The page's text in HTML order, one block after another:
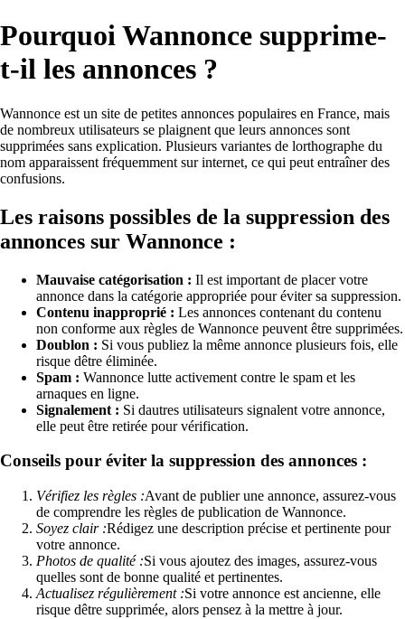
Pourquoi Wannonce supprime-
t-il les annonces ?
Wannonce est un site de petites annonces populaires en France, mais
de nombreux utilisateurs se plaignent que leurs annonces sont
supprimées sans explication. Plusieurs variantes de lorthographe du
nom apparaissent fréquemment sur internet, ce qui peut entraîner des
confusions.
Les raisons possibles de la suppression des
annonces sur Wannonce :
Mauvaise catégorisation : Il est important de placer votre
annonce dans la catégorie appropriée pour éviter sa suppression.
Contenu inapproprié : Les annonces contenant du contenu
non conforme aux règles de Wannonce peuvent être supprimées.
Doublon : Si vous publiez la même annonce plusieurs fois, elle
risque dêtre éliminée.
Spam : Wannonce lutte activement contre le spam et les
arnaques en ligne.
Signalement : Si dautres utilisateurs signalent votre annonce,
elle peut être retirée pour vérification.
Conseils pour éviter la suppression des annonces :
Vérifiez les règles :Avant de publier une annonce, assurez-vous
de comprendre les règles de publication de Wannonce.
Soyez clair :Rédigez une description précise et pertinente pour
votre annonce.
Photos de qualité :Si vous ajoutez des images, assurez-vous
quelles sont de bonne qualité et pertinentes.
Actualisez régulièrement :Si votre annonce est ancienne, elle
risque dêtre supprimée, alors pensez à la mettre à jour.